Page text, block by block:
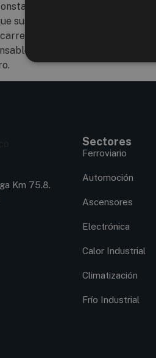
transformación, donde
sustenta el flujo de datos
por la que transita la
para las empresas,
Km 75.8.
Sectores
Ferroviario
Automoción
Ascensores
Electrónica
Calor Industrial
Climatización
Frío Industrial